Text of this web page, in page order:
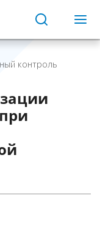
контроль